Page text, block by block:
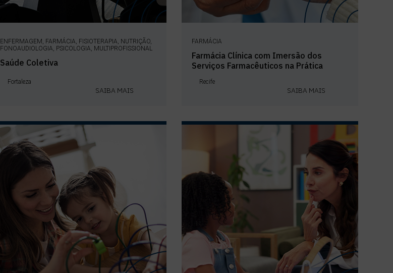
ENFERMAGEM, FARMÁCIA, FISIOTERAPIA, NUTRIÇÃO,
FONOAUDIOLOGIA, PSICOLOGIA, MULTIPROFISSIONAL
Saúde Coletiva
Fortaleza
SAIBA MAIS
FARMÁCIA
Farmácia Clínica com Imersão dos
Serviços Farmacêuticos na Prática
Recife
SAIBA MAIS